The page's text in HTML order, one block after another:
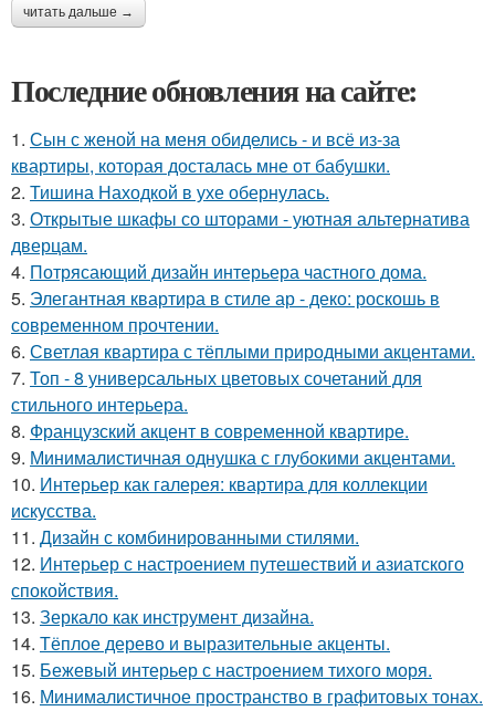
читать дальше →
Последние обновления на сайте:
1. Сын с женой на меня обиделись - и всё из-за
квартиры, которая досталась мне от бабушки.
2. Тишина Находкой в ухе обернулась.
3. Открытые шкафы со шторами - уютная альтернатива
дверцам.
4. Потрясающий дизайн интерьера частного дома.
5. Элегантная квартира в стиле ар - деко: роскошь в
современном прочтении.
6. Светлая квартира с тёплыми природными акцентами.
7. Топ - 8 универсальных цветовых сочетаний для
стильного интерьера.
8. Французский акцент в современной квартире.
9. Минималистичная однушка с глубокими акцентами.
10. Интерьер как галерея: квартира для коллекции
искусства.
11. Дизайн с комбинированными стилями.
12. Интерьер с настроением путешествий и азиатского
спокойствия.
13. Зеркало как инструмент дизайна.
14. Тёплое дерево и выразительные акценты.
15. Бежевый интерьер с настроением тихого моря.
16. Минималистичное пространство в графитовых тонах.